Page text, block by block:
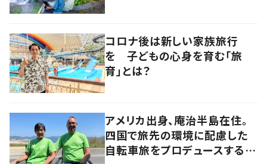
コロナ後は新しい家族旅行
を 子どもの心身を育む「旅
育」とは？
アメリカ出身、庵治半島在住。
四国で旅先の環境に配慮した
自転車旅をプロデュースする